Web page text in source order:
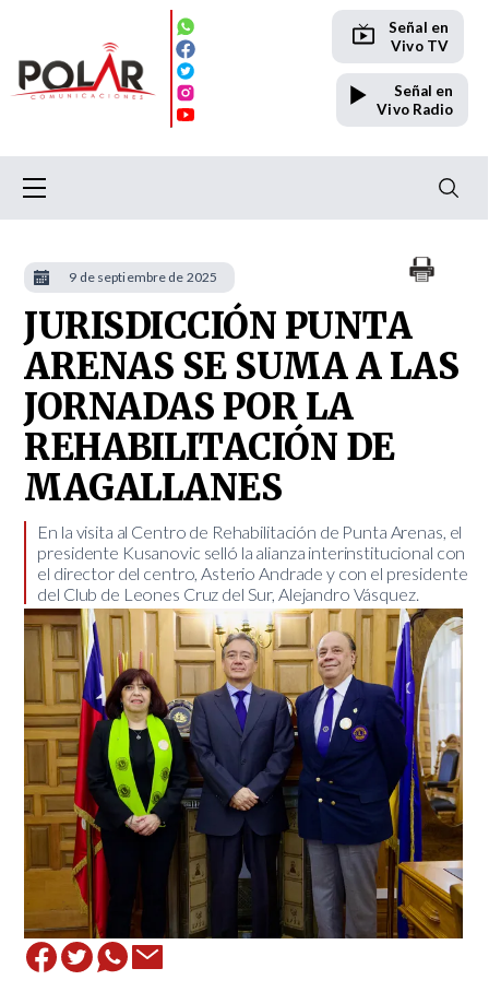
Señal en
Vivo TV
Señal en
Vivo Radio
JURISDICCIÓN PUNTA
ARENAS SE SUMA A LAS
JORNADAS POR LA
REHABILITACIÓN DE
MAGALLANES
​En la visita al Centro de Rehabilitación de Punta Arenas, el
presidente Kusanovic selló la alianza interinstitucional con
el director del centro, Asterio Andrade y con el presidente
del Club de Leones Cruz del Sur, Alejandro Vásquez.
9 de septiembre de 2025